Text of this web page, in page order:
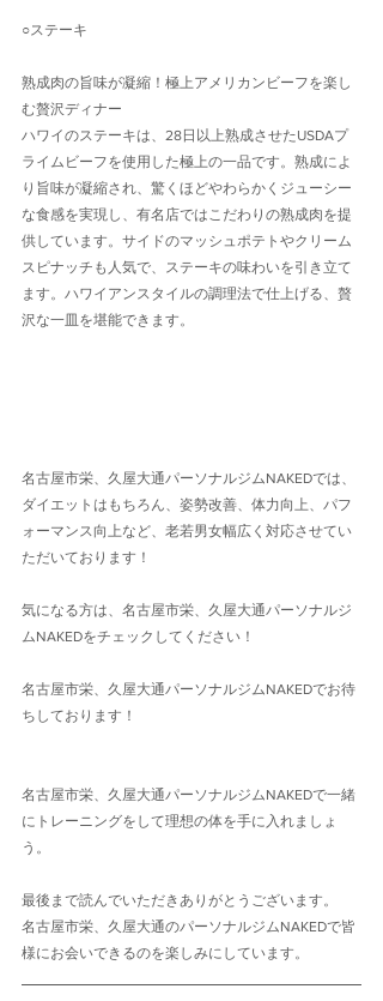
○ステーキ
熟成肉の旨味が凝縮！極上アメリカンビーフを楽し
む贅沢ディナー
ハワイのステーキは、28日以上熟成させたUSDAプ
ライムビーフを使用した極上の一品です。熟成によ
り旨味が凝縮され、驚くほどやわらかくジューシー
な食感を実現し、有名店ではこだわりの熟成肉を提
供しています。サイドのマッシュポテトやクリーム
スピナッチも人気で、ステーキの味わいを引き立て
ます。ハワイアンスタイルの調理法で仕上げる、贅
沢な一皿を堪能できます。
名古屋市栄、久屋大通パーソナルジムNAKEDでは、
ダイエットはもちろん、姿勢改善、体力向上、パフ
ォーマンス向上など、老若男女幅広く対応させてい
ただいております！
気になる方は、名古屋市栄、久屋大通パーソナルジ
ムNAKEDをチェックしてください！
名古屋市栄、久屋大通パーソナルジムNAKEDでお待
ちしております！
名古屋市栄、久屋大通パーソナルジムNAKEDで一緒
にトレーニングをして理想の体を手に入れましょ
う。
最後まで読んでいただきありがとうございます。
名古屋市栄、久屋大通のパーソナルジムNAKEDで皆
様にお会いできるのを楽しみにしています。